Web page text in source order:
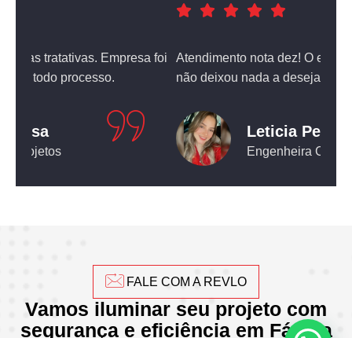
Atendimento nota dez! O equipamento que comprei
não deixou nada a desejar.
Leticia Pediconi
Engenheira Civil
FALE COM A REVLO
Vamos iluminar seu projeto com
segurança e eficiência em Fátima